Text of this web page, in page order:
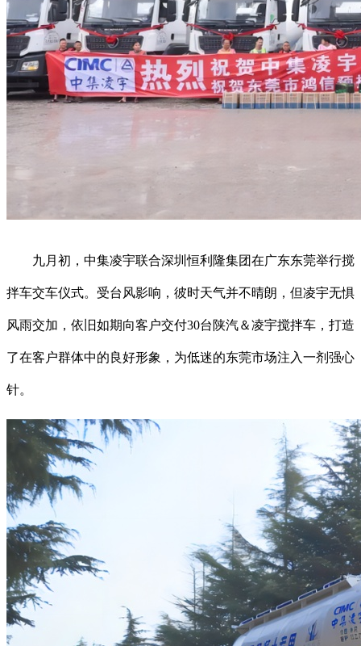
九月初，中集凌宇联合深圳恒利隆集团在广东东莞举行搅
拌车交车仪式。受台风影响，彼时天气并不晴朗，但凌宇无惧
风雨交加，依旧如期向客户交付30台陕汽＆凌宇搅拌车，打造
了在客户群体中的良好形象，为低迷的东莞市场注入一剂强心
针。